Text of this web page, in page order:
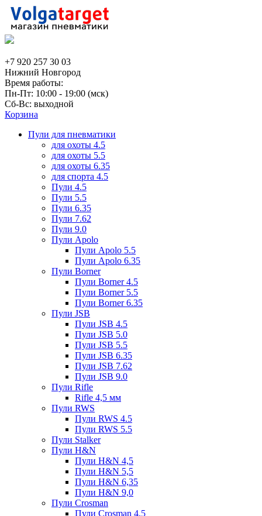
+7 920 257 30 03
Нижний Новгород
Время работы:
Пн-Пт: 10:00 - 19:00 (мск)
Сб-Вс: выходной
Корзина
Пули для пневматики
для охоты 4.5
для охоты 5.5
для охоты 6.35
для спорта 4.5
Пули 4.5
Пули 5.5
Пули 6.35
Пули 7.62
Пули 9.0
Пули Apolo
Пули Apolo 5.5
Пули Apolo 6.35
Пули Borner
Пули Borner 4.5
Пули Borner 5.5
Пули Borner 6.35
Пули JSB
Пули JSB 4.5
Пули JSB 5.0
Пули JSB 5.5
Пули JSB 6.35
Пули JSB 7.62
Пули JSB 9.0
Пули Rifle
Rifle 4,5 мм
Пули RWS
Пули RWS 4.5
Пули RWS 5.5
Пули Stalker
Пули H&N
Пули H&N 4,5
Пули H&N 5,5
Пули H&N 6,35
Пули H&N 9,0
Пули Crosman
Пули Crosman 4.5